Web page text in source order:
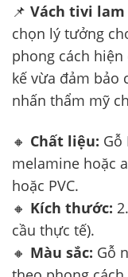
📌 Vách tivi
chọn lý tưởng
phong cách
kế vừa đảm bảo
nhấn thẩm mỹ
🔸 Chất liệu: Gỗ
melamine hoặc
hoặc PVC.
🔸 Kích thước:
cầu thực tế).
🔸 Màu sắc: Gỗ